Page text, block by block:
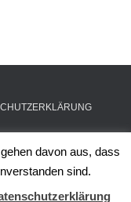
davon aus, dass
sind.